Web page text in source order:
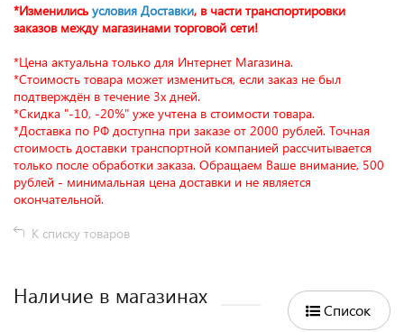
*Изменились условия Доставки, в части транспортировки
заказов между магазинами торговой сети!
*Цена актуальна только для Интернет Магазина.
*Стоимость товара может измениться, если заказ не был
подтверждён в течение 3х дней.
*Скидка "-10, -20%" уже учтена в стоимости товара.
*Доставка по РФ доступна при заказе от 2000 рублей. Точная
стоимость доставки транспортной компанией рассчитывается
только после обработки заказа. Обращаем Ваше внимание, 500
рублей - минимальная цена доставки и не является
окончательной.
К списку товаров
Наличие в магазинах
Список